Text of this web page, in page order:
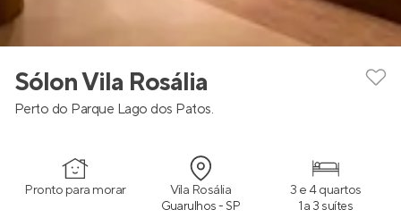
Sólon Vila Rosália
Perto do Parque Lago dos Patos.
Pronto para morar Vila Rosália
Guarulhos - SP
3 e 4 quartos
1 a 3 suítes